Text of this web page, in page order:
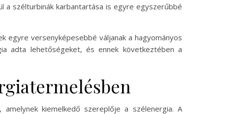
a szélturbinák karbantartása is egyre egyszerűbbé
versenyképesebbé váljanak a hagyományos
adta lehetőségeket, és ennek következtében a
kiemelkedő szereplője a szélenergia. A